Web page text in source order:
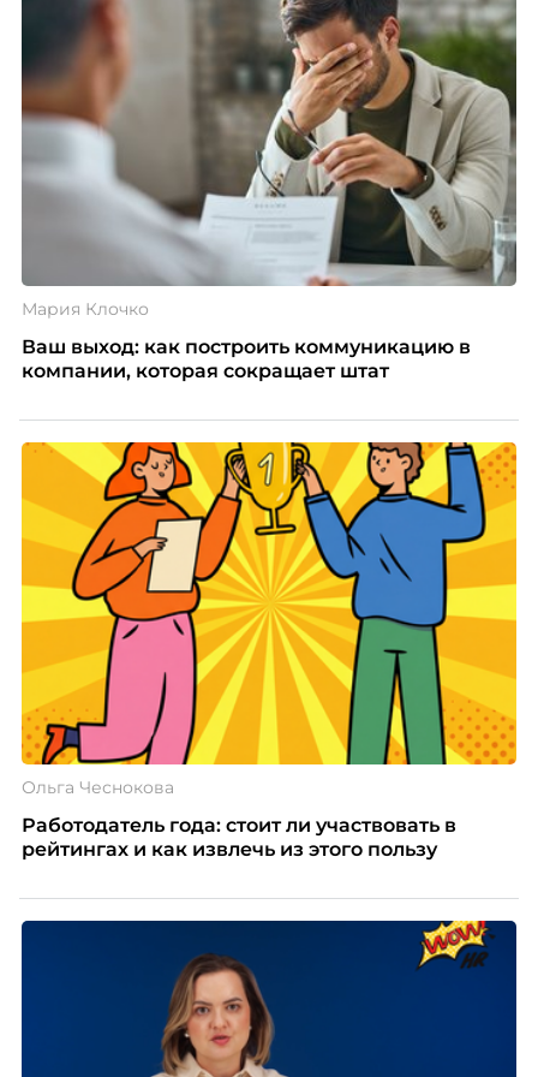
а движение. А творческая работа — это тот редкий
случай, где движение и результат могут не
совпадать вовсе.
Мария Клочко
Ваш выход: как построить коммуникацию в
компании, которая сокращает штат
Ольга Чеснокова
Работодатель года: стоит ли участвовать в
рейтингах и как извлечь из этого пользу